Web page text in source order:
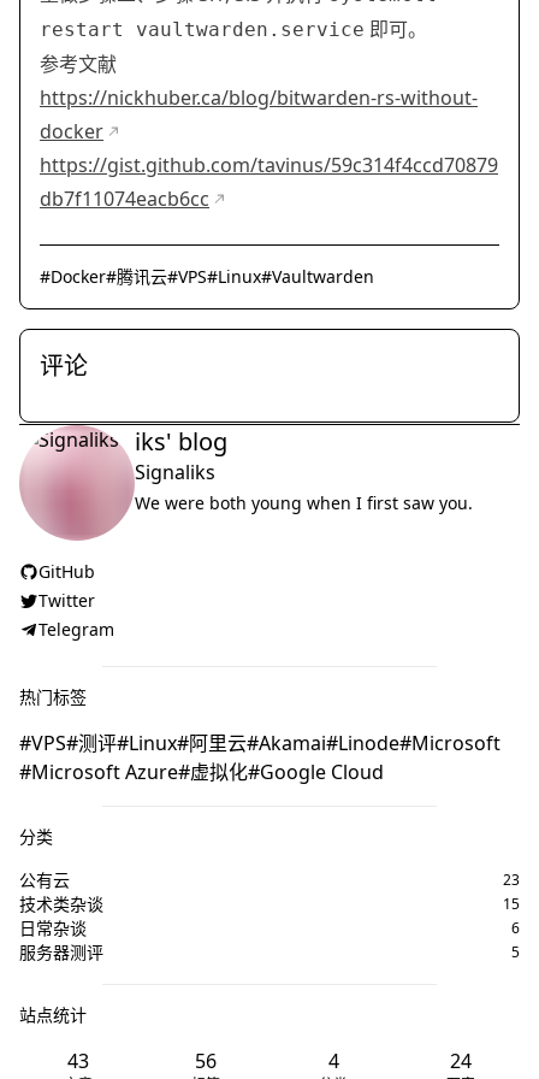
restart vaultwarden.service 即可。
参考文献
https://nickhuber.ca/blog/bitwarden-rs-without-
docker
https://gist.github.com/tavinus/59c314f4ccd70879
db7f11074eacb6cc
#Docker#腾讯云#VPS#Linux#Vaultwarden
评论
iks' blog
Signaliks
We were both young when I first saw you.
GitHub
Twitter
Telegram
热门标签
VPS 测评 Linux 阿里云 Akamai Linode Microsoft
Microsoft Azure 虚拟化 Google Cloud
分类
公有云
23
技术类杂谈 15
日常杂谈 6
服务器测评 5
站点统计
43 56 4 24